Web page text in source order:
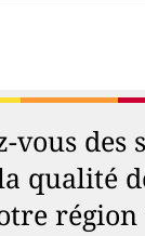
vous des
qualité
région